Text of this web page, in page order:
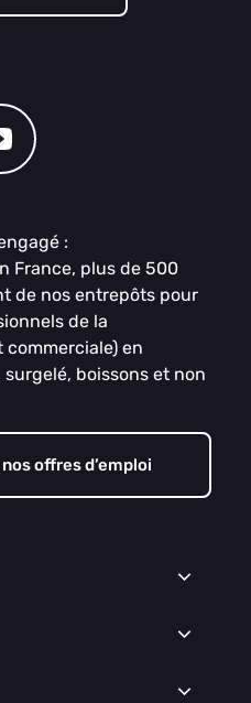
:
France, plus de 500
de nos entrepôts pour
de la
en
boissons et non
offres d’emploi